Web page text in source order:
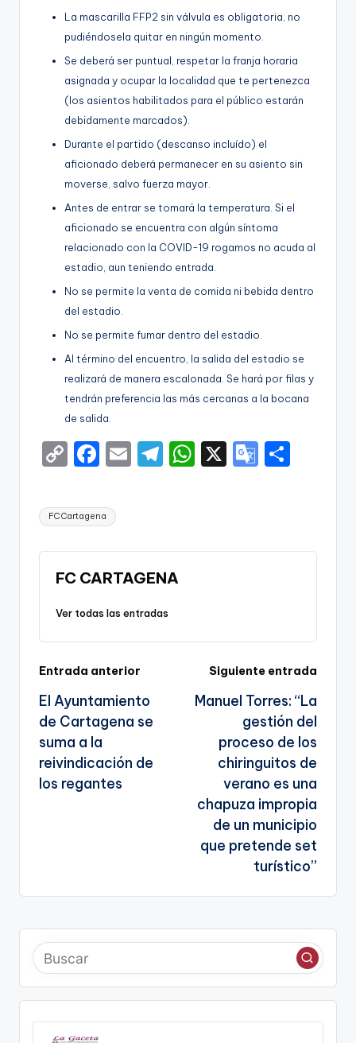
La mascarilla FFP2 sin válvula es obligatoria, no
pudiéndosela quitar en ningún momento.
Se deberá ser puntual, respetar la franja horaria
asignada y ocupar la localidad que te pertenezca
(los asientos habilitados para el público estarán
debidamente marcados).
Durante el partido (descanso incluído) el
aficionado deberá permanecer en su asiento sin
moverse, salvo fuerza mayor.
Antes de entrar se tomará la temperatura. Si el
aficionado se encuentra con algún síntoma
relacionado con la COVID-19 rogamos no acuda al
estadio, aun teniendo entrada.
No se permite la venta de comida ni bebida dentro
del estadio.
No se permite fumar dentro del estadio.
Al término del encuentro, la salida del estadio se
realizará de manera escalonada. Se hará por filas y
tendrán preferencia las más cercanas a la bocana
de salida.
C
p
y
Li
n
k
F
c
e
b
o
o
E
T
a
m
W
A
X
G
e
a
te
Etiquetas:
FC Cartagena
FC CARTAGENA
Ver todas las entradas
Navegación
de
entradas
Entrada anterior
El Ayuntamiento
de Cartagena se
suma a la
reivindicación de
los regantes
Siguiente entrada
Manuel Torres: “La
gestión del
proceso de los
chiringuitos de
verano es una
chapuza impropia
de un municipio
que pretende set
turístico”